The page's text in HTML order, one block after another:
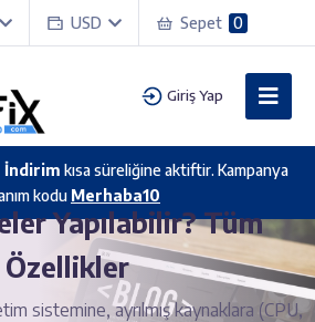
USD Sepet 0
Giriş Yap
İndirim kısa süreliğine aktiftir. Kampanya
kodu Merhaba10
Yapılabilir? Tüm
Özellikler
sistemine, ayrılmış kaynaklara (CPU,